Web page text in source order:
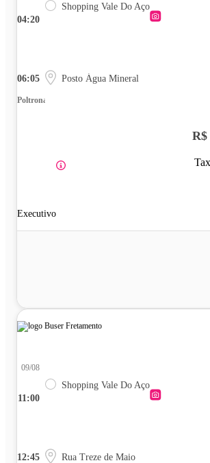
04:20
Shopping Vale Do Aço
06:05 Posto Água Mineral
Poltrona
Executivo
R$
11:00
09/08
Shopping Vale Do Aço
12:45 Rua Treze de Maio